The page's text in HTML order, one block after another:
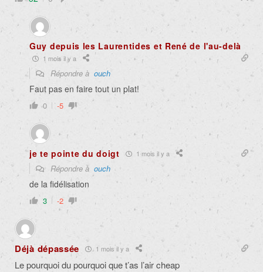
Guy depuis les Laurentides et René de l'au-delà
1 mois il y a
Répondre à ouch
Faut pas en faire tout un plat!
0 -5
je te pointe du doigt 1 mois il y a
Répondre à ouch
de la fidélisation
3 -2
Déjà dépassée 1 mois il y a
Le pourquoi du pourquoi que t’as l’air cheap